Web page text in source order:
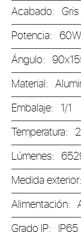
Acabado:
Potencia:60W
Ángulo:
Material:
Embalaje:1/1
Temperatura:
Lúmenes:
Medida
Alimentación: